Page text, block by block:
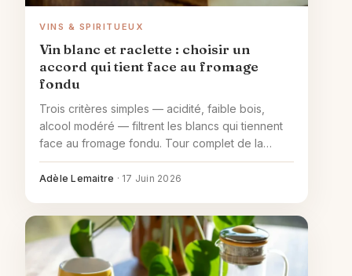
VINS & SPIRITUEUX
Vin blanc et raclette : choisir un
accord qui tient face au fromage
fondu
Trois critères simples — acidité, faible bois,
alcool modéré — filtrent les blancs qui tiennent
face au fromage fondu. Tour complet de la
Savoie au Jura en passant par l Alsace.
Adèle Lemaitre · 17 Juin 2026